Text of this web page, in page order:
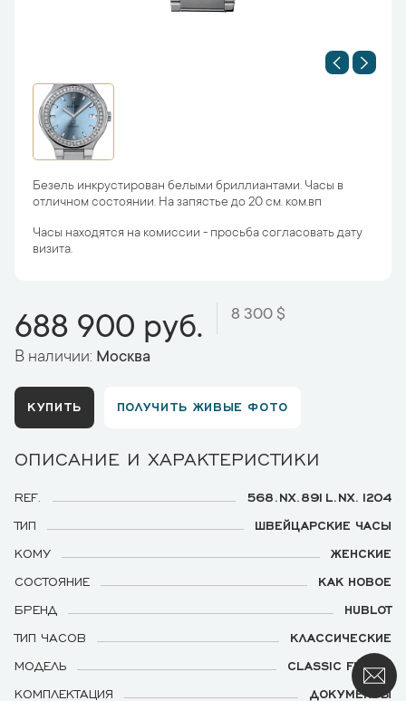
Безель инкрустирован белыми бриллиантами. Часы в
отличном состоянии. На запястье до 20 см. ком.вп
Часы находятся на комиссии - просьба согласовать дату
визита.
688 900 руб. 8 300 $
В наличии: Москва
КУПИТЬ ПОЛУЧИТЬ ЖИВЫЕ ФОТО
ОПИСАНИЕ И ХАРАКТЕРИСТИКИ
REF.
568.NX.891L.NX.1204
ТИП
ШВЕЙЦАРСКИЕ ЧАСЫ
КОМУ
ЖЕНСКИЕ
СОСТОЯНИЕ
КАК НОВОЕ
БРЕНД
HUBLOT
ТИП ЧАСОВ
КЛАССИЧЕСКИЕ
МОДЕЛЬ
CLASSIC FUSION
КОМПЛЕКТАЦИЯ
ДОКУМЕНТЫ